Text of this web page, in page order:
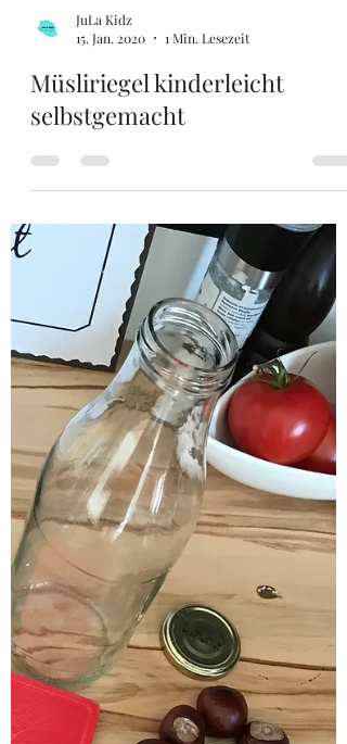
JuLa Kidz
15. Jan. 2020
1 Min. Lesezeit
Müsliriegel kinderleicht
selbstgemacht